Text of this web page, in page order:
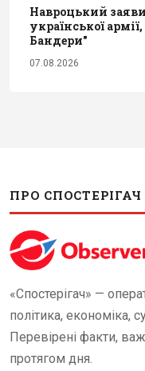
Навроцький
української
Бандери"
07.08.2026
ПРО СПОСТЕРІГАЧ
«Спостерігач» —
політика, економіка,
Перевірені факти,
протягом дня.